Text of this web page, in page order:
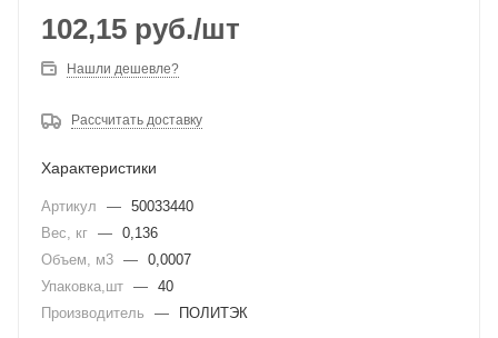
102,15 руб./шт
Нашли дешевле?
Рассчитать доставку
Характеристики
Артикул — 50033440
Вес, кг — 0,136
Объем, м3 — 0,0007
Упаковка,шт — 40
Производитель
— ПОЛИТЭК